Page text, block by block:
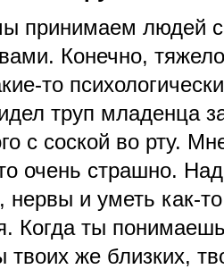
принимаем людей
Конечно,
то
труп младенца
с соской во рту.
очень страшно.
нервы и уметь как-
Когда ты
же близких,